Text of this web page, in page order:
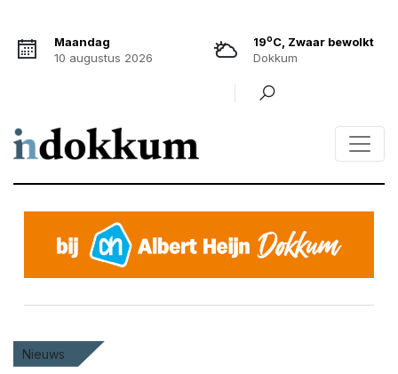
Maandag
10 augustus 2026
19oC, Zwaar bewolkt
Dokkum
Nieuws